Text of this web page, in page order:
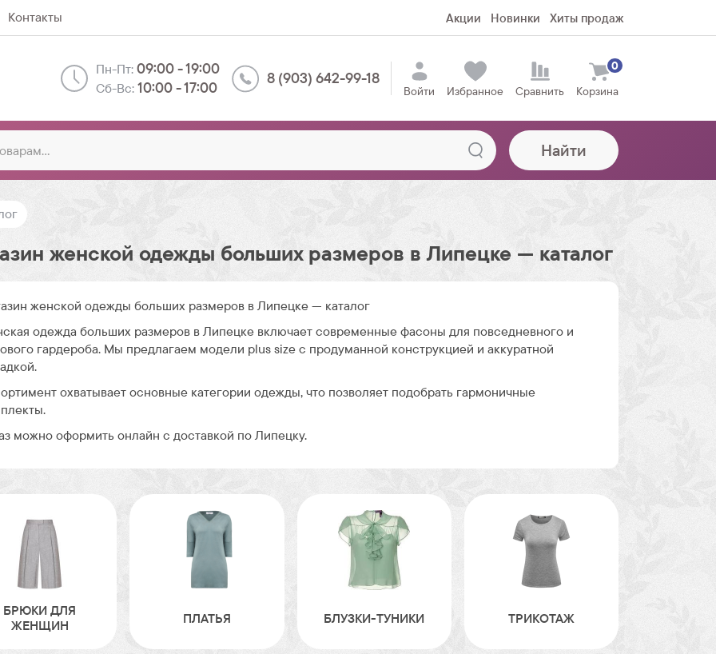
Контакты Акции Новинки Хиты продаж
Пн-Пт:09:00 - 19:00
Сб-Вс:10:00 - 17:00
8 (903) 642-99-18
Войти Избранное Сравнить Корзина
0
Найти
женской одежды больших размеров в Липецке — каталог
женской одежды больших размеров в Липецке — каталог
одежда больших размеров в Липецке включает современные фасоны для повседневного и
гардероба. Мы предлагаем модели plus size с продуманной конструкцией и аккуратной
охватывает основные категории одежды, что позволяет подобрать гармоничные
можно оформить онлайн с доставкой по Липецку.
БРЮКИ ДЛЯ
ЖЕНЩИН
ПЛАТЬЯ БЛУЗКИ-ТУНИКИ ТРИКОТАЖ